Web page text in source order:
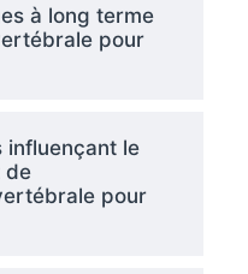
à long terme
pour
influençant le
de
pour